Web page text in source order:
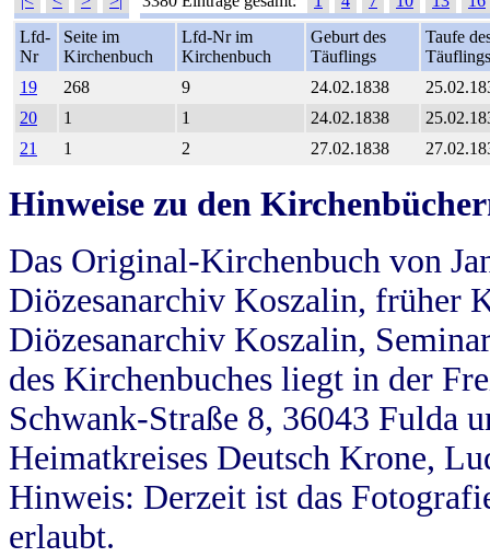
Lfd-
Nr
Seite im
Kirchenbuch
Lfd-Nr im
Kirchenbuch
Geburt des
Täuflings
Taufe
Täuflings
19
268 9 24.02.1838
20
1 1 24.02.1838
21
1 2 27.02.1838
Hinweise zu den
Das Original-Kirchenbuch von
Diözesanarchiv Koszalin, früher
Diözesanarchiv Koszalin,
des Kirchenbuches liegt in der
Schwank-Straße 8, 36043 Fulda
Heimatkreises Deutsch Krone,
Hinweis: Derzeit ist das
erlaubt.